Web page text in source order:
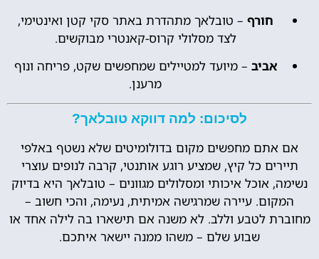
חורף – טובלאך מתהדרת באתר סקי קטן ואינטימי,
לצד מסלולי קרוס-קאנטרי מבוקשים.
אביב – מיועד למטיילים שמחפשים שקט, פריחה ונוף
מרענן.
לסיכום: למה דווקא טובלאך?
אם אתם מחפשים מקום בדולומיטים שלא נשטף באלפי
תיירים כל קיץ, שמציע רוגע אותנטי, קרבה לנופים עוצרי
נשימה, אוכל איכותי ומסלולים מגוונים – טובלאך היא בדיוק
המקום. עיירה שמרגישה אמיתית, נעימה, והכי חשוב –
מחוברת לטבע וללב. לא משנה אם תישארו בה לילה אחד או
שבוע שלם – משהו ממנה יישאר איתכם.